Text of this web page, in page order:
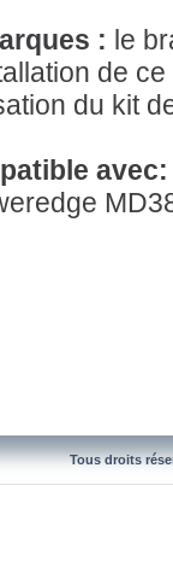
: le
de
du kit
avec:
Tous droits